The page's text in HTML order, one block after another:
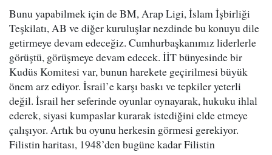
Bunu yapabilmek için de BM, Arap Ligi, İslam İşbirliği
Teşkilatı, AB ve diğer kuruluşlar nezdinde bu konuyu dile
getirmeye devam edeceğiz. Cumhurbaşkanımız liderlerle
görüştü, görüşmeye devam edecek. İİT bünyesinde bir
Kudüs Komitesi var, bunun harekete geçirilmesi büyük
önem arz ediyor. İsrail’e karşı baskı ve tepkiler yeterli
değil. İsrail her seferinde oyunlar oynayarak, hukuku ihlal
ederek, siyasi kumpaslar kurarak istediğini elde etmeye
çalışıyor. Artık bu oyunu herkesin görmesi gerekiyor.
Filistin haritası, 1948’den bugüne kadar Filistin